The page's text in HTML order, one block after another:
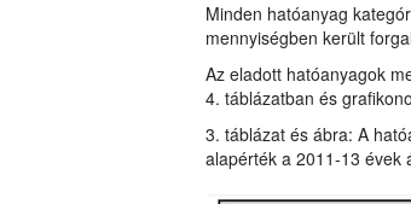
Minden hatóanyag
mennyiségben került
Az eladott hatóanyagok
4. táblázatban és
3. táblázat és ábra: A
alapérték a 2011-13 évek